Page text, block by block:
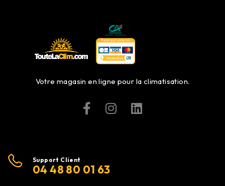
Votre magasin en ligne pour la climatisation.
Support Client
04 48 80 01 63